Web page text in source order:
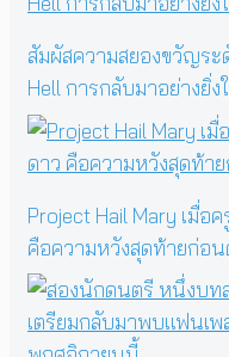
สัมผัสความสยองขวัญระ
Hell การกลับมาอย่างยิ่ง
Project Hail Mary เมื่อ
คือความหวังสุดท้ายก่อ